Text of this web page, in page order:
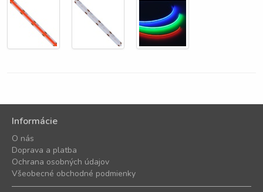
Informácie
O nás
Doprava a platba
Ochrana osobných údajov
Všeobecné obchodné podmienky